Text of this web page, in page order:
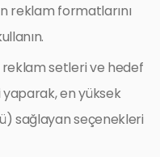
reklam formatlarını
reklam setleri ve hedef
en yüksek
sağlayan seçenekleri